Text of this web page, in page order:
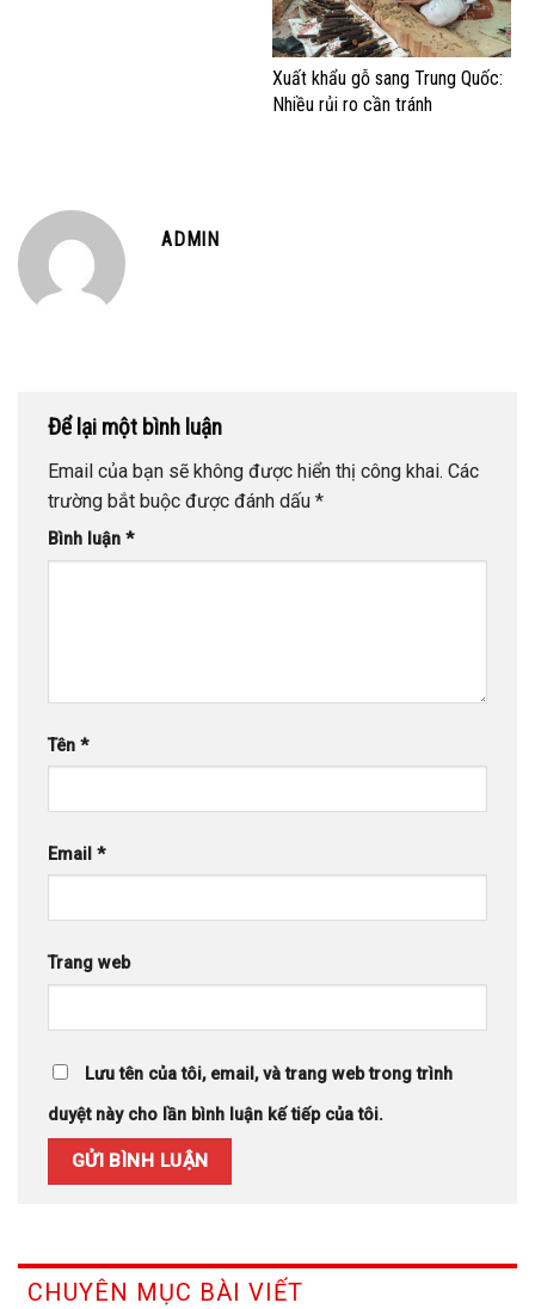
Xuất khẩu gỗ sang Trung Quốc:
Nhiều rủi ro cần tránh
ADMIN
Để lại một bình luận
Email của bạn sẽ không được hiển thị công khai. Các
trường bắt buộc được đánh dấu *
Bình luận *
Tên *
Email *
Trang web
Lưu tên của tôi, email, và trang web trong trình
duyệt này cho lần bình luận kế tiếp của tôi.
CHUYÊN MỤC BÀI VIẾT